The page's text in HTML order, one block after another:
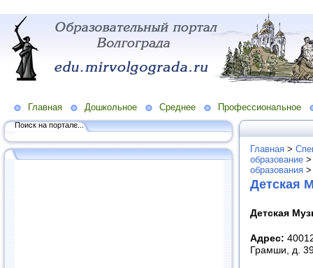
Главная Дошкольное Среднее Профессиональное
Поиск на портале...
Главная >
образование
образования
Детская
Детская
Адрес:
Грамши, д.